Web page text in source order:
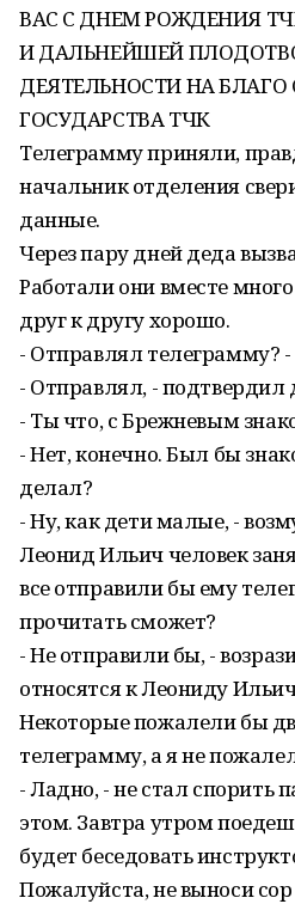
ВАС С ДНЕМ РОЖДЕНИЯ
И ДАЛЬНЕЙШЕЙ
ДЕЯТЕЛЬНОСТИ НА БЛАГО
ГОСУДАРСТВА ТЧК
Телеграмму приняли,
начальник отделения
данные.
Через пару дней деда
Работали они вместе
друг к другу хорошо.
- Отправлял телеграмму?
- Отправлял, - подтвердил
- Ты что, с Брежневым
- Нет, конечно. Был бы
делал?
- Ну, как дети малые, -
Леонид Ильич человек
все отправили бы ему
прочитать сможет?
- Не отправили бы, -
относятся к Леониду
Некоторые пожалели бы
телеграмму, а я не
- Ладно, - не стал спорить
этом. Завтра утром
будет беседовать
Пожалуйста, не выноси сор